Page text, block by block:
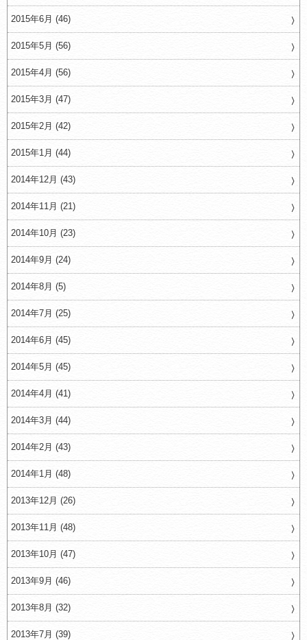
2015年6月 (46)
2015年5月 (56)
2015年4月 (56)
2015年3月 (47)
2015年2月 (42)
2015年1月 (44)
2014年12月 (43)
2014年11月 (21)
2014年10月 (23)
2014年9月 (24)
2014年8月 (5)
2014年7月 (25)
2014年6月 (45)
2014年5月 (45)
2014年4月 (41)
2014年3月 (44)
2014年2月 (43)
2014年1月 (48)
2013年12月 (26)
2013年11月 (48)
2013年10月 (47)
2013年9月 (46)
2013年8月 (32)
2013年7月 (39)